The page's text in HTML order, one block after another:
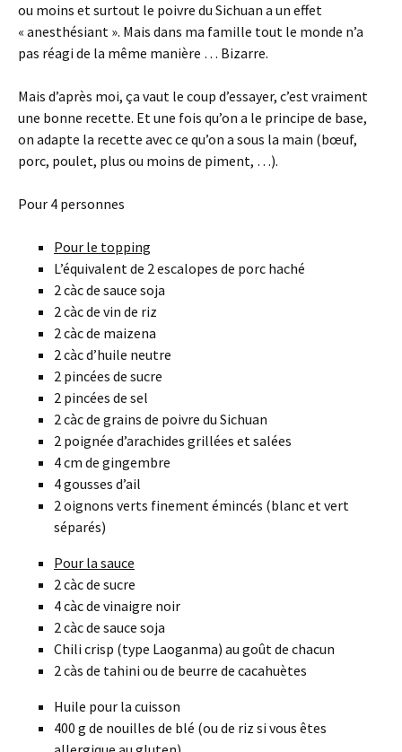
ou moins et surtout le poivre du Sichuan a un effet
« anesthésiant ». Mais dans ma famille tout le monde n’a
pas réagi de la même manière … Bizarre.
Mais d’après moi, ça vaut le coup d’essayer, c’est vraiment
une bonne recette. Et une fois qu’on a le principe de base,
on adapte la recette avec ce qu’on a sous la main (bœuf,
porc, poulet, plus ou moins de piment, …).
Pour 4 personnes
Pour le topping
L’équivalent de 2 escalopes de porc haché
2 càc de sauce soja
2 càc de vin de riz
2 càc de maizena
2 càc d’huile neutre
2 pincées de sucre
2 pincées de sel
2 càc de grains de poivre du Sichuan
2 poignée d’arachides grillées et salées
4 cm de gingembre
4 gousses d’ail
2 oignons verts finement émincés (blanc et vert
séparés)
Pour la sauce
2 càc de sucre
4 càc de vinaigre noir
2 càc de sauce soja
Chili crisp (type Laoganma) au goût de chacun
2 càs de tahini ou de beurre de cacahuètes
Huile pour la cuisson
400 g de nouilles de blé (ou de riz si vous êtes